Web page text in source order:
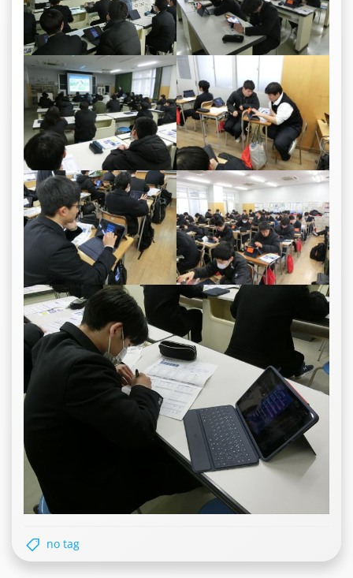
no tag